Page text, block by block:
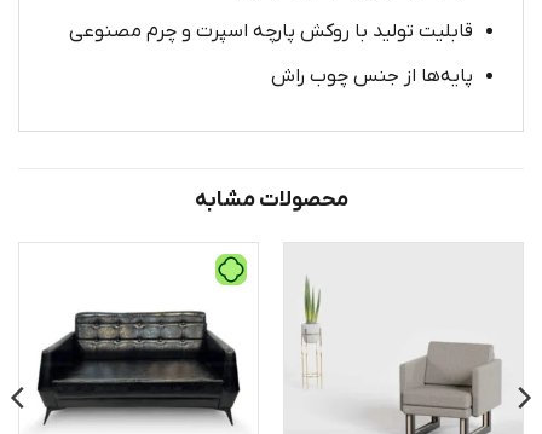
قابلیت تولید با روکش پارچه اسپرت و چرم مصنوعی
پایه‌ها از جنس چوب راش
محصولات مشابه